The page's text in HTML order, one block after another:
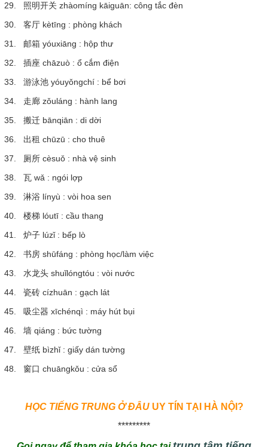
29. 照明开关 zhàomíng kāiguān: công tắc đèn
30. 客厅 kètīng : phòng khách
31. 邮箱 yóuxiāng : hộp thư
32. 插座 chāzuò : ổ cắm điện
33. 游泳池 yóuyǒngchí : bể bơi
34. 走廊 zǒuláng : hành lang
35. 搬迁 bānqiān : di dời
36. 出租 chūzū : cho thuê
37. 厕所 cèsuǒ : nhà vệ sinh
38. 瓦 wǎ : ngói lợp
39. 淋浴 línyù : vòi hoa sen
40. 楼梯 lóutī : cầu thang
41. 炉子 lúzǐ : bếp lò
42. 书房 shūfáng : phòng học/làm việc
43. 水龙头 shuǐlóngtóu : vòi nước
44. 瓷砖 cízhuān : gạch lát
45. 吸尘器 xīchénqì : máy hút bụi
46. 墙 qiáng : bức tường
47. 壁纸 bìzhǐ : giấy dán tường
48. 窗口 chuāngkǒu : cửa sổ
HỌC TIẾNG TRUNG Ở ĐÂUUY TÍN TẠI HÀ NỘI?
*********